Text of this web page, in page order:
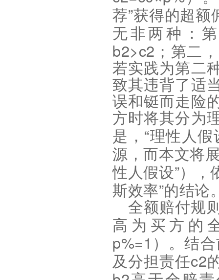
荐”获得的超额
无非两种：
b2>c2 ；第二
若实践为第二
致其违背了适
误和铤而走险
方时将其分为
是， “理性人假
源，而本文将
性人假设”），
斯效率”的结论
全额赔付规
高为买方的
p%=1 ）。结
及分担责任c2